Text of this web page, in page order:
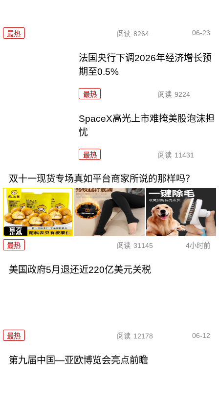
最热 阅读 8264 06-23
法国央行下调2026年经济增长预
期至0.5%
最热 阅读 9224
SpaceX高光上市难掩美股泡沫担
忧
最热 阅读 11431
双十一现货专场真如平台商家所说的那样吗？
最热 阅读 31145 4小时前
美国政府5月退还近220亿美元关税
最热 阅读 12178 06-12
第九届中国—亚欧博览会亮点前瞻